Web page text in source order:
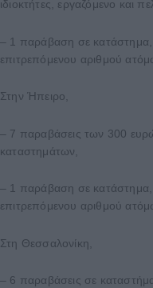
ιδιοκτήτες, εργαζόμενο και
– 1 παράβαση σε κατάστημα,
επιτρεπόμενου αριθμού
Στην Ήπειρο,
– 7 παραβάσεις των 300
καταστημάτων,
– 1 παράβαση σε κατάστημα,
επιτρεπόμενου αριθμού
Στη Θεσσαλονίκη,
– 6 παραβάσεις σε